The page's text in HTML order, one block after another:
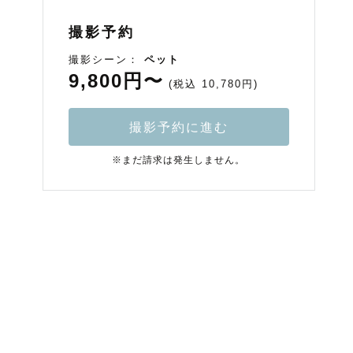
撮影予約
撮影シーン： ペット
9,800円〜 (税込 10,780円)
撮影予約に進む
※まだ請求は発生しません。